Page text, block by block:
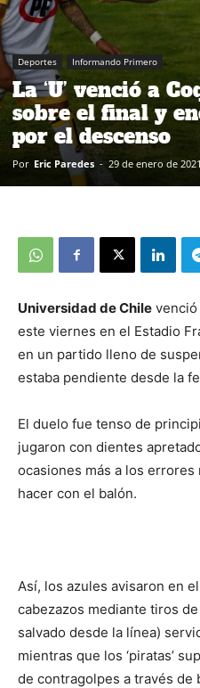
Deportes Informando Primero
La ‘U’ venció a
sobre el final y
por el descenso
Por Eric Paredes - 29 de enero de 2021
Universidad de Chile venció
este viernes en el Estadio
en un partido lleno de
estaba pendiente desde la
El duelo fue tenso de
jugaron con dientes
ocasiones más a los
hacer con el balón.
Así, los azules avisaron en
cabezazos mediante tiros
salvado desde la línea)
mientras que los ‘piratas’
de contragolpes a través de